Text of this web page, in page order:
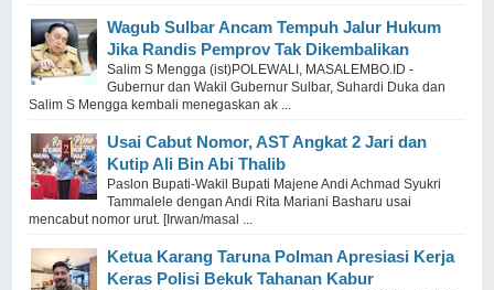
Wagub Sulbar Ancam Tempuh Jalur Hukum
Jika Randis Pemprov Tak Dikembalikan
Salim S Mengga (ist)POLEWALI, MASALEMBO.ID -
Gubernur dan Wakil Gubernur Sulbar, Suhardi Duka dan
Salim S Mengga kembali menegaskan ak ...
Usai Cabut Nomor, AST Angkat 2 Jari dan
Kutip Ali Bin Abi Thalib
Paslon Bupati-Wakil Bupati Majene Andi Achmad Syukri
Tammalele dengan Andi Rita Mariani Basharu usai
mencabut nomor urut. [Irwan/masal ...
Ketua Karang Taruna Polman Apresiasi Kerja
Keras Polisi Bekuk Tahanan Kabur